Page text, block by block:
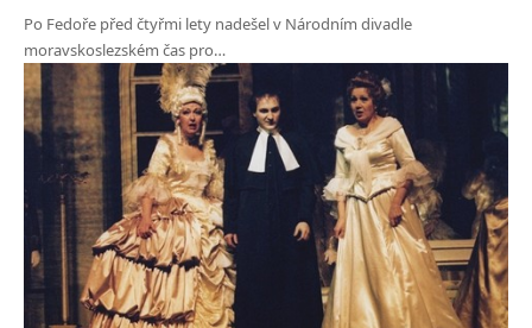
Po Fedoře před čtyřmi lety nadešel v Národním divadle
moravskoslezském čas pro…